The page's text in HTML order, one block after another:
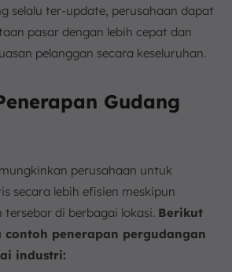
selalu ter-update, perusahaan dapat
pasar dengan lebih cepat dan
pelanggan secara keseluruhan.
Gudang
perusahaan untuk
secara lebih efisien meskipun
di berbagai lokasi. Berikut
contoh penerapan pergudangan
industri: